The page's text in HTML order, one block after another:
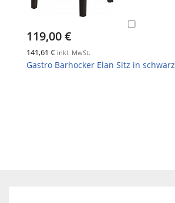
119,00 €
141,61 € inkl. MwSt.
Gastro Barhocker Elan Sitz in schwarz